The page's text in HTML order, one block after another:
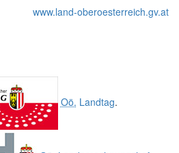
www.land-oberoesterreich.gv.at
Oö. Landtag.